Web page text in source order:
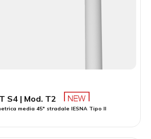
S4 | Mod. T2
media 45° stradale IESNA Tipo II